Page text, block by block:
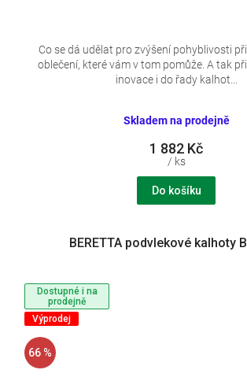
Skladem na prodejně
1 882 Kč
/ ks
Do košíku
Co se dá udělat pro zvýšení pohyblivosti
oblečení, které vám v tom pomůže. A tak
inovace i do řady kalhot...
Dostupné i na
prodejně
Výprodej
66 %
BERETTA podvlekové kalhoty